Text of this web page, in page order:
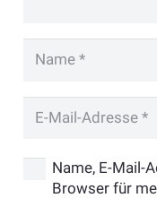
Name, E-Mail-
Browser für